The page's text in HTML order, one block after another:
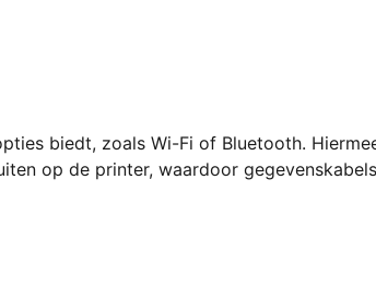
biedt, zoals Wi-Fi of Bluetooth.
op de printer, waardoor gegevenskabels